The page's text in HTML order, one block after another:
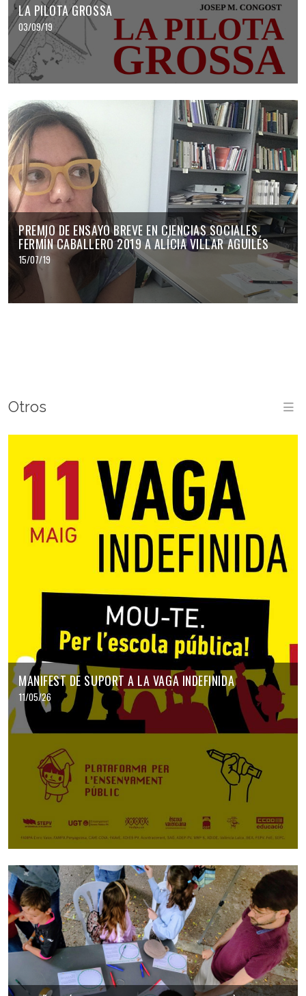
LA PILOTA GROSSA
03/09/19
PREMIO DE ENSAYO BREVE EN CIENCIAS SOCIALES
FERMÍN CABALLERO 2019 A ALÍCIA VILLAR AGUILÉS
15/07/19
Otros
MANIFEST DE SUPORT A LA VAGA INDEFINIDA
11/05/26